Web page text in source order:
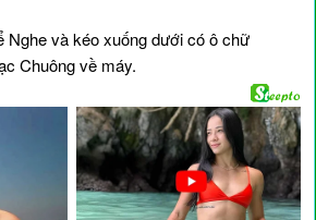
Nghe và kéo xuống dưới có ô chữ
Chuông về máy.